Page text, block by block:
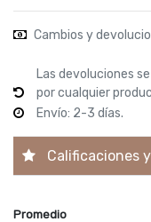
Cambios y
Las devoluciones
por cualquier
Envío: 2-3 días.
Calificaciones
Promedio